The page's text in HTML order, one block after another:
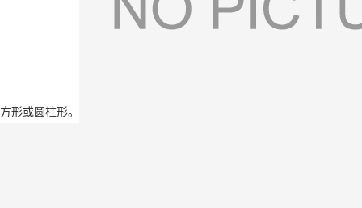
方形或圆柱形。